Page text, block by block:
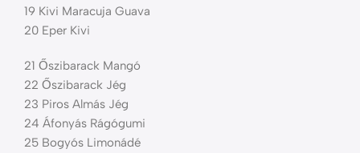
19 Kivi Maracuja Guava
20 Eper Kivi
21 Őszibarack Mangó
22 Őszibarack Jég
23 Piros Almás Jég
24 Áfonyás Rágógumi
25 Bogyós Limonádé